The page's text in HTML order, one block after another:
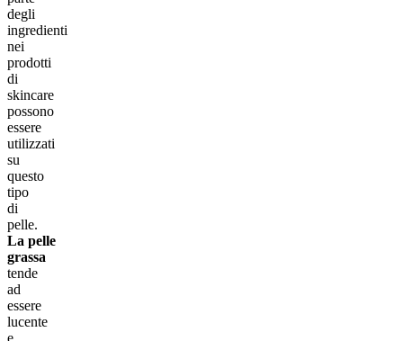
degli
ingredienti
nei
prodotti
di
skincare
possono
essere
utilizzati
su
questo
tipo
di
pelle.
La pelle
grassa
tende
ad
essere
lucente